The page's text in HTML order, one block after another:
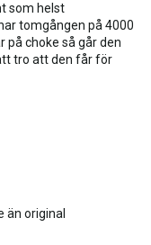
som helst
tomgången på 4000
på choke så går den
tro att den får för
original